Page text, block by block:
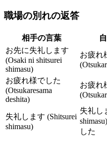
職場の別れの返答
相手の言葉
お先に失礼します
(Osaki ni shitsurei
shimasu)
お疲れ
お疲れ様でした
(Otsukaresama
deshita)
お疲れ
失礼します (Shitsurei
shimasu)
失礼し
した